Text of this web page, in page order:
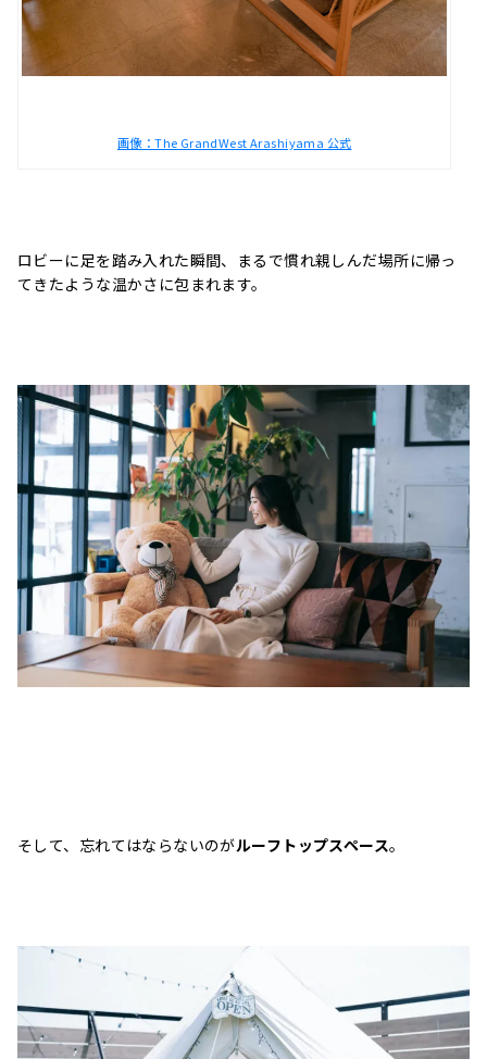
画像：The GrandWest Arashiyama 公式
ロビーに足を踏み入れた瞬間、まるで慣れ親しんだ場所に帰っ
てきたような温かさに包まれます。
そして、忘れてはならないのがルーフトップスペース。